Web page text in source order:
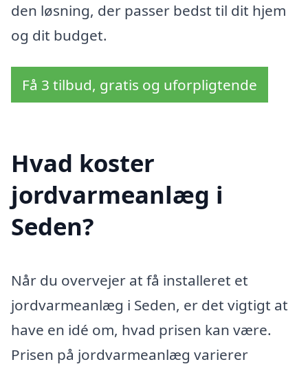
den løsning, der passer bedst til dit hjem
og dit budget.
Få 3 tilbud, gratis og uforpligtende
Hvad koster
jordvarmeanlæg i
Seden?
Når du overvejer at få installeret et
jordvarmeanlæg i Seden, er det vigtigt at
have en idé om, hvad prisen kan være.
Prisen på jordvarmeanlæg varierer